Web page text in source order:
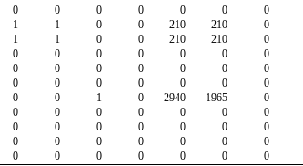
0 0 0 0 0 0 0
1 1 0 0 210 210 0
1 1 0 0 210 210 0
0 0 0 0 0 0 0
0 0 0 0 0 0 0
0 0 0 0 0 0 0
0 0 1 0 2940 1965 0
0 0 0 0 0 0 0
0 0 0 0 0 0 0
0 0 0 0 0 0 0
0 0 0 0 0 0 0